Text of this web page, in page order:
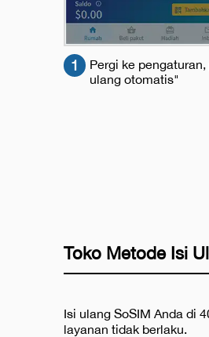
1
Pergi ke
ulang otomatis"
Toko Metode Isi
Isi ulang SoSIM Anda di
layanan tidak berlaku.